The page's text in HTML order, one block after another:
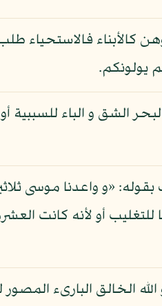
كالأبناء فالاستحياء
يولونكم.
الشق و الباء للسببية
«و واعدنا موسى
فيها أربعين ليلة إما للتغليب أو
الخالق البارىء